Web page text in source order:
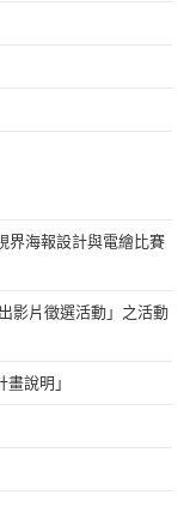
界海報設計與電繪比賽
影片徵選活動」之活動
說明」